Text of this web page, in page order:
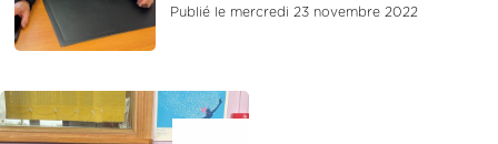
Publié le mercredi 23 novembre 2022